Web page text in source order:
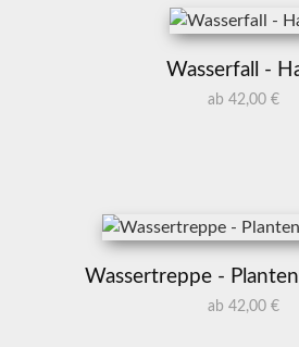
Wasserfall -
ab 42,00 €
Wassertreppe -
ab 42,00 €